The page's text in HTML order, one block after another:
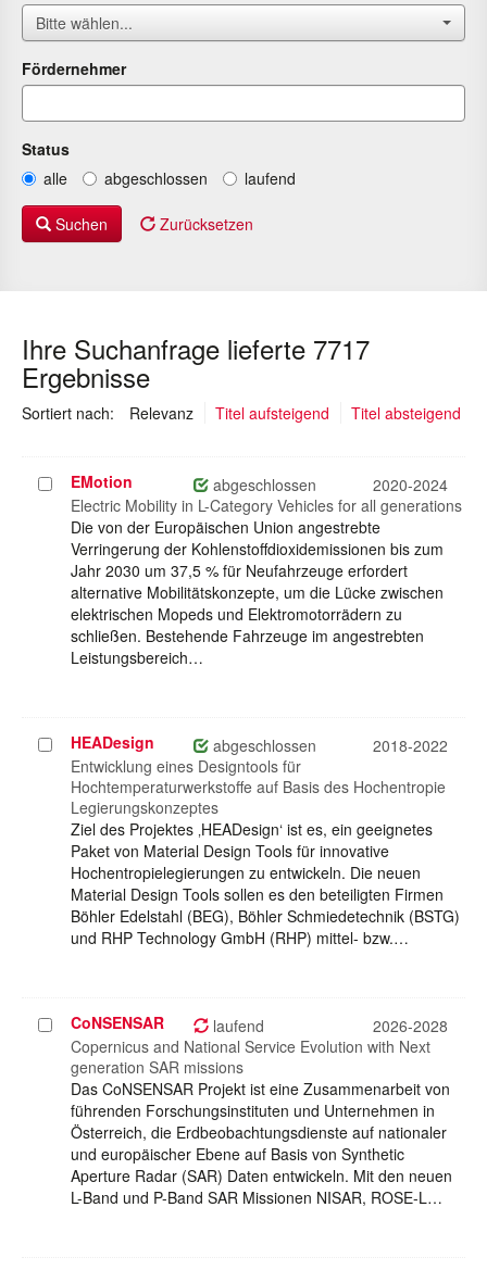
Bitte wählen...
Fördernehmer
Status
alle
abgeschlossen laufend
Suchen Zurücksetzen
Ihre Suchanfrage lieferte 7717
Ergebnisse
Sortiert nach: Relevanz(ausgewählt)
Titel aufsteigend Titel absteigend
Projekt
auswählen
EMotion abgeschlossen
2020-2024
Electric Mobility in L-Category Vehicles for all generations
Die von der Europäischen Union angestrebte
Verringerung der Kohlenstoffdioxidemissionen bis zum
Jahr 2030 um 37,5 % für Neufahrzeuge erfordert
alternative Mobilitätskonzepte, um die Lücke zwischen
elektrischen Mopeds und Elektromotorrädern zu
schließen. Bestehende Fahrzeuge im angestrebten
Leistungsbereich…
Projekt
auswählen
HEADesign abgeschlossen
2018-2022
Entwicklung eines Designtools für
Hochtemperaturwerkstoffe auf Basis des Hochentropie
Legierungskonzeptes
Ziel des Projektes ‚HEADesign‘ ist es, ein geeignetes
Paket von Material Design Tools für innovative
Hochentropielegierungen zu entwickeln. Die neuen
Material Design Tools sollen es den beteiligten Firmen
Böhler Edelstahl (BEG), Böhler Schmiedetechnik (BSTG)
und RHP Technology GmbH (RHP) mittel- bzw.…
Projekt
auswählen
CoNSENSAR laufend
2026-2028
Copernicus and National Service Evolution with Next
generation SAR missions
Das CoNSENSAR Projekt ist eine Zusammenarbeit von
führenden Forschungsinstituten und Unternehmen in
Österreich, die Erdbeobachtungsdienste auf nationaler
und europäischer Ebene auf Basis von Synthetic
Aperture Radar (SAR) Daten entwickeln. Mit den neuen
L-Band und P-Band SAR Missionen NISAR, ROSE-L…